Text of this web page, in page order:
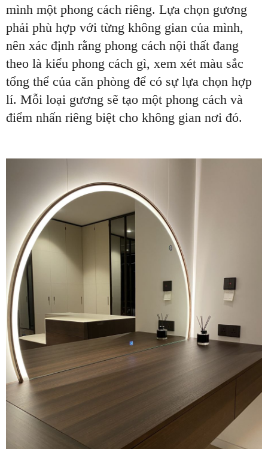
mình một phong cách riêng. Lựa chọn gương
phải phù hợp với từng không gian của mình,
nên xác định rằng phong cách nội thất đang
theo là kiểu phong cách gì, xem xét màu sắc
tổng thể của căn phòng để có sự lựa chọn hợp
lí. Mỗi loại gương sẽ tạo một phong cách và
điểm nhấn riêng biệt cho không gian nơi đó.